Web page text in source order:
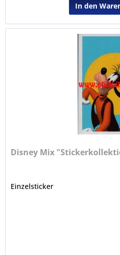
In den
Disney Mix
Einzelsticker